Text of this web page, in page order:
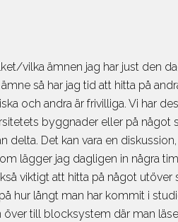
Om ämnet
Media,
Skolor
Om ämnet
Sport, Wellness,
Skolor
Om ämnet
vilka ämnen jag har just den
så har jag tid att hitta på
och andra är frivilliga. Vi har
byggnader eller på något
Det kan vara en
lägger jag dagligen in några
viktigt att hitta på något utöver
långt man har kommit i
till blocksystem där man